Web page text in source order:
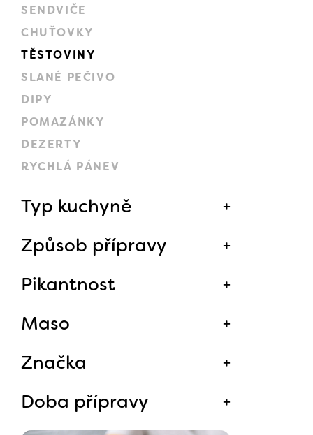
SENDVIČE
CHUŤOVKY
TĚSTOVINY
SLANÉ PEČIVO
DIPY
POMAZÁNKY
DEZERTY
RYCHLÁ PÁNEV
Typ kuchyně
Způsob přípravy
Pikantnost
Maso
Značka
Doba přípravy